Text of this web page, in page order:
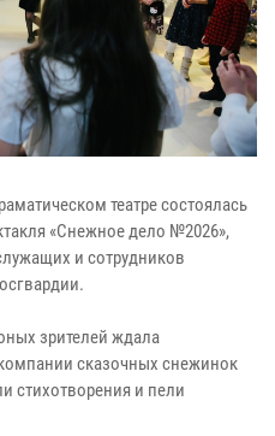
театре состоялась
«Снежное дело №2026»,
и сотрудников
зрителей ждала
сказочных снежинок
стихотворения и пели